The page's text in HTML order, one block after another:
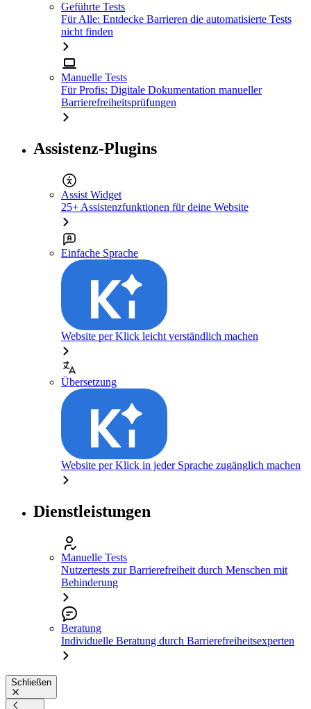
Geführte Tests
Für Alle: Entdecke Barrieren die automatisierte Tests
nicht finden
Manuelle Tests
Für Profis: Digitale Dokumentation manueller
Barrierefreiheitsprüfungen
Assistenz-Plugins
Assist Widget
25+ Assistenzfunktionen für deine Website
Einfache Sprache
Website per Klick leicht verständlich machen
Übersetzung
Website per Klick in jeder Sprache zugänglich machen
Dienstleistungen
Manuelle Tests
Nutzertests zur Barrierefreiheit durch Menschen mit
Behinderung
Beratung
Individuelle Beratung durch Barrierefreiheitsexperten
Schließen